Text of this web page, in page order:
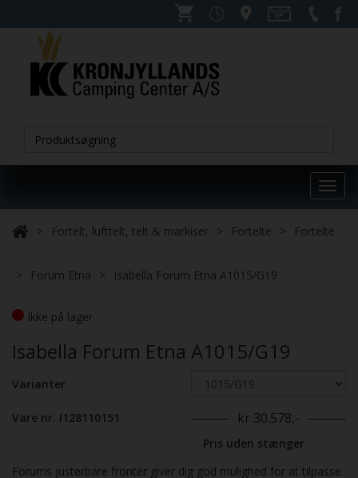
Fortelt, lufttelt, telt & markiser
Fortelte Fortelte
Forum Etna Isabella Forum Etna A1015/G19
Ikke på lager
Isabella Forum Etna A1015/G19
Varianter
Vare nr. I128110151 kr 30.578,-
Pris uden stænger
Forums justerbare fronter giver dig god mulighed for at tilpasse